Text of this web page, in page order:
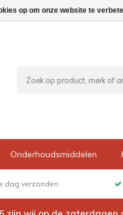
Onderhoudsmiddelen
dag verzonden
op om onze website te